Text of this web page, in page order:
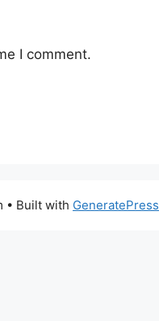
I comment.
• Built with GeneratePress